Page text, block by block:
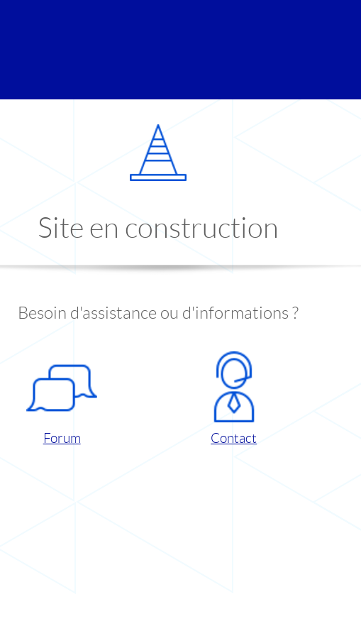
Site en construction
Besoin d'assistance ou d'informations ?
Forum Contact